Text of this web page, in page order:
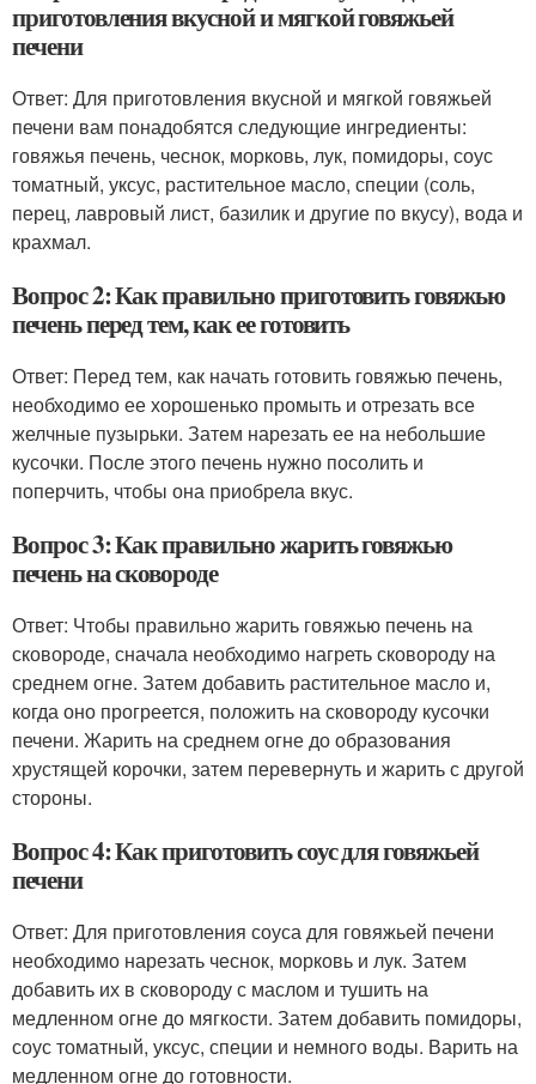
приготовления вкусной и мягкой говяжьей
печени
Ответ: Для приготовления вкусной и мягкой говяжьей
печени вам понадобятся следующие ингредиенты:
говяжья печень, чеснок, морковь, лук, помидоры, соус
томатный, уксус, растительное масло, специи (соль,
перец, лавровый лист, базилик и другие по вкусу), вода и
крахмал.
Вопрос 2: Как правильно приготовить говяжью
печень перед тем, как ее готовить
Ответ: Перед тем, как начать готовить говяжью печень,
необходимо ее хорошенько промыть и отрезать все
желчные пузырьки. Затем нарезать ее на небольшие
кусочки. После этого печень нужно посолить и
поперчить, чтобы она приобрела вкус.
Вопрос 3: Как правильно жарить говяжью
печень на сковороде
Ответ: Чтобы правильно жарить говяжью печень на
сковороде, сначала необходимо нагреть сковороду на
среднем огне. Затем добавить растительное масло и,
когда оно прогреется, положить на сковороду кусочки
печени. Жарить на среднем огне до образования
хрустящей корочки, затем перевернуть и жарить с другой
стороны.
Вопрос 4: Как приготовить соус для говяжьей
печени
Ответ: Для приготовления соуса для говяжьей печени
необходимо нарезать чеснок, морковь и лук. Затем
добавить их в сковороду с маслом и тушить на
медленном огне до мягкости. Затем добавить помидоры,
соус томатный, уксус, специи и немного воды. Варить на
медленном огне до готовности.